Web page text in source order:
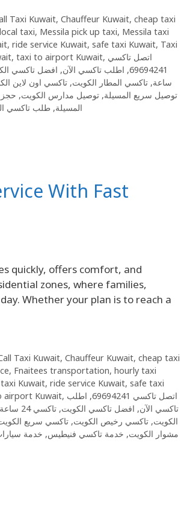
Taxi Kuwait, Chauffeur Kuwait, cheap taxi
taxi, Messila pick up taxi, Messila taxi
, ride service Kuwait, safe taxi Kuwait, Taxi
, taxi to airport Kuwait, اتصل تاكسي
69694241
, اطلب تاكسي الآن, افضل تاكسي
ساعة, تاكسي المطار الكويت, تاكسي اون لاين
توصيل سريع المسيلة, توصيل مدارس الكويت, حجز
المسيلة, طلب تاكسي
With Fast
quickly, offers comfort, and
zones, where families,
Whether your plan is to reach a
Taxi Kuwait, Chauffeur Kuwait, cheap taxi
, Fnaitees transportation, hourly taxi
Kuwait, ride service Kuwait, safe taxi
airport Kuwait, اتصل تاكسي 69694241 , اطلب
تاكسي الآن, افضل تاكسي الكويت, تاكسي 24 ساعة الكويت
الكويت, تاكسي رخيص الكويت, تاكسي سريع
مشوار الكويت, خدمة تاكسي فنيطيس, خدمة